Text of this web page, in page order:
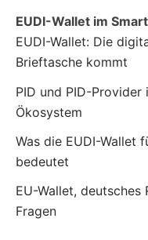
EUDI-Wallet im
EUDI-Wallet: Die
Brieftasche kommt
PID und PID-Provider
Ökosystem
Was die EUDI-Wallet
bedeutet
EU-Wallet,
Fragen